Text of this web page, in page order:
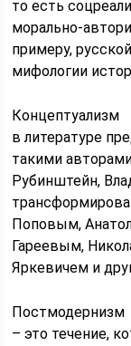
то есть
морально-
примеру,
мифологии
Концептуализм
в литературе
такими
Рубинштейн,
Поповым,
Гареевым,
Яркевичем и
Постмодернизм
– это течение,